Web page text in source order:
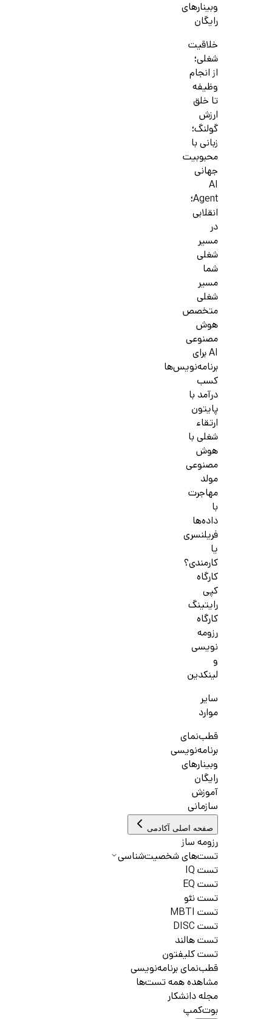
وبینارهای
رایگان
خلاقیت
شغلی؛
از انجام
وظیفه
تا خلق
ارزش
گولنگ؛
زبانی با
محبوبیت
جهانی
AI
Agent؛
انقلابی
در
مسیر
شغلی
شما
مسیر
شغلی
متخصص
هوش
مصنوعی
AI برای
برنامه‌نویس‌ها
کسب
درآمد با
پایتون
ارتقاء
شغلی با
هوش
مصنوعی
مولد
مهاجرت
با
داده‌ها
فریلنسری
یا
کارمندی؟
کارگاه
کپی
رایتینگ
کارگاه
رزومه
نویسی
و
لینکدین
سایر
موارد
قطب‌نمای
برنامه‌نویسی
وبینارهای
رایگان
آموزش
سازمانی
صفحه اصلی آکادمی
رزومه ساز
تست‌های شخصیت‌شناسی
تست IQ
تست EQ
تست نئو
تست MBTI
تست DISC
تست هالند
تست کلیفتون
قطب‌نمای برنامه‌نویسی
مشاهده همه تست‌ها
مجله دانشکار
بوت‌کمپ